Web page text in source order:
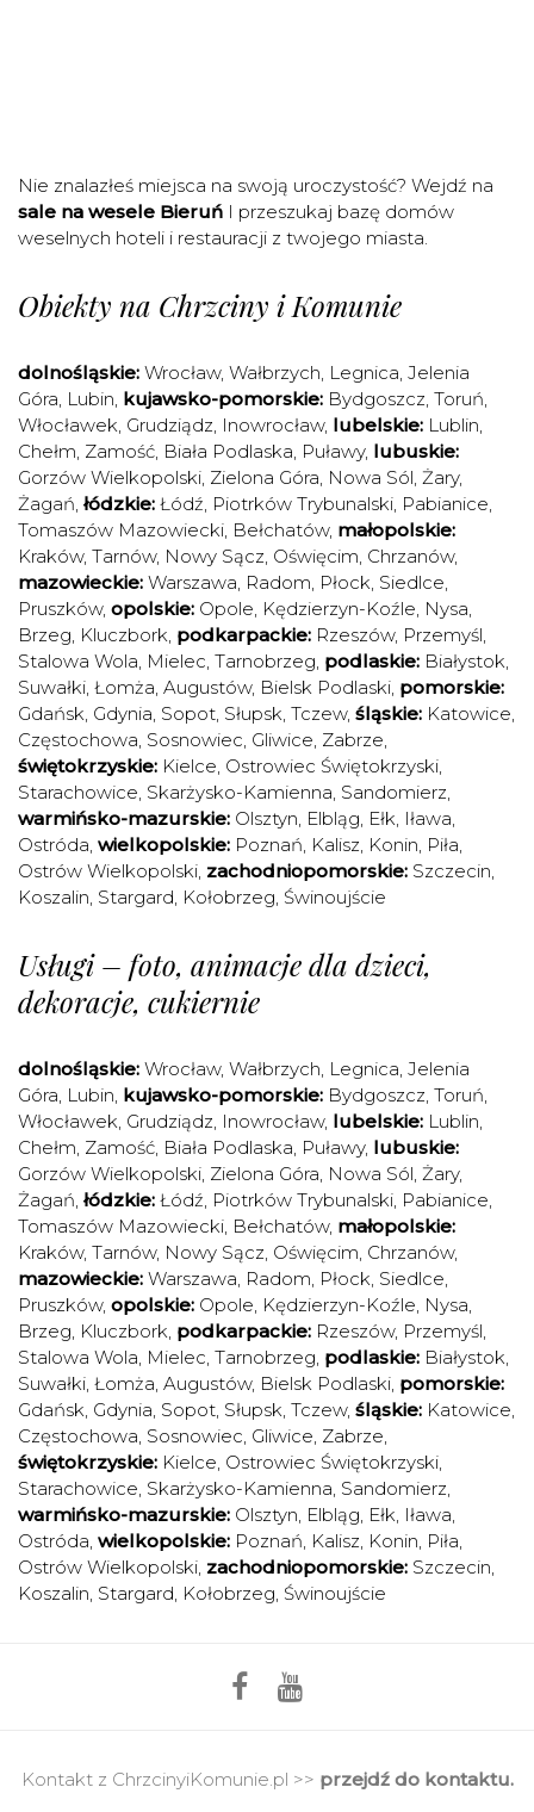
Nie znalazłeś miejsca na swoją uroczystość? Wejdź na
sale na wesele Bieruń I przeszukaj bazę domów
weselnych hoteli i restauracji z twojego miasta.
Obiekty na Chrzciny i Komunie
dolnośląskie: Wrocław, Wałbrzych, Legnica, Jelenia
Góra, Lubin, kujawsko-pomorskie: Bydgoszcz, Toruń,
Włocławek, Grudziądz, Inowrocław, lubelskie: Lublin,
Chełm, Zamość, Biała Podlaska, Puławy, lubuskie:
Gorzów Wielkopolski, Zielona Góra, Nowa Sól, Żary,
Żagań, łódzkie: Łódź, Piotrków Trybunalski, Pabianice,
Tomaszów Mazowiecki, Bełchatów, małopolskie:
Kraków, Tarnów, Nowy Sącz, Oświęcim, Chrzanów,
mazowieckie: Warszawa, Radom, Płock, Siedlce,
Pruszków, opolskie: Opole, Kędzierzyn-Koźle, Nysa,
Brzeg, Kluczbork, podkarpackie: Rzeszów, Przemyśl,
Stalowa Wola, Mielec, Tarnobrzeg, podlaskie: Białystok,
Suwałki, Łomża, Augustów, Bielsk Podlaski, pomorskie:
Gdańsk, Gdynia, Sopot, Słupsk, Tczew, śląskie: Katowice,
Częstochowa, Sosnowiec, Gliwice, Zabrze,
świętokrzyskie: Kielce, Ostrowiec Świętokrzyski,
Starachowice, Skarżysko-Kamienna, Sandomierz,
warmińsko-mazurskie: Olsztyn, Elbląg, Ełk, Iława,
Ostróda, wielkopolskie: Poznań, Kalisz, Konin, Piła,
Ostrów Wielkopolski, zachodniopomorskie: Szczecin,
Koszalin, Stargard, Kołobrzeg, Świnoujście
Usługi – foto, animacje dla dzieci,
dekoracje, cukiernie
dolnośląskie: Wrocław, Wałbrzych, Legnica, Jelenia
Góra, Lubin, kujawsko-pomorskie: Bydgoszcz, Toruń,
Włocławek, Grudziądz, Inowrocław, lubelskie: Lublin,
Chełm, Zamość, Biała Podlaska, Puławy, lubuskie:
Gorzów Wielkopolski, Zielona Góra, Nowa Sól, Żary,
Żagań, łódzkie: Łódź, Piotrków Trybunalski, Pabianice,
Tomaszów Mazowiecki, Bełchatów, małopolskie:
Kraków, Tarnów, Nowy Sącz, Oświęcim, Chrzanów,
mazowieckie: Warszawa, Radom, Płock, Siedlce,
Pruszków, opolskie: Opole, Kędzierzyn-Koźle, Nysa,
Brzeg, Kluczbork, podkarpackie: Rzeszów, Przemyśl,
Stalowa Wola, Mielec, Tarnobrzeg, podlaskie: Białystok,
Suwałki, Łomża, Augustów, Bielsk Podlaski, pomorskie:
Gdańsk, Gdynia, Sopot, Słupsk, Tczew, śląskie: Katowice,
Częstochowa, Sosnowiec, Gliwice, Zabrze,
świętokrzyskie: Kielce, Ostrowiec Świętokrzyski,
Starachowice, Skarżysko-Kamienna, Sandomierz,
warmińsko-mazurskie: Olsztyn, Elbląg, Ełk, Iława,
Ostróda, wielkopolskie: Poznań, Kalisz, Konin, Piła,
Ostrów Wielkopolski, zachodniopomorskie: Szczecin,
Koszalin, Stargard, Kołobrzeg, Świnoujście
Kontakt z ChrzcinyiKomunie.pl >> przejdź do kontaktu.